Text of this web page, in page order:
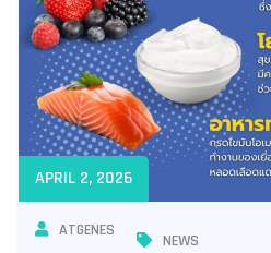
APRIL 2, 2026
ATGENES
NEWS